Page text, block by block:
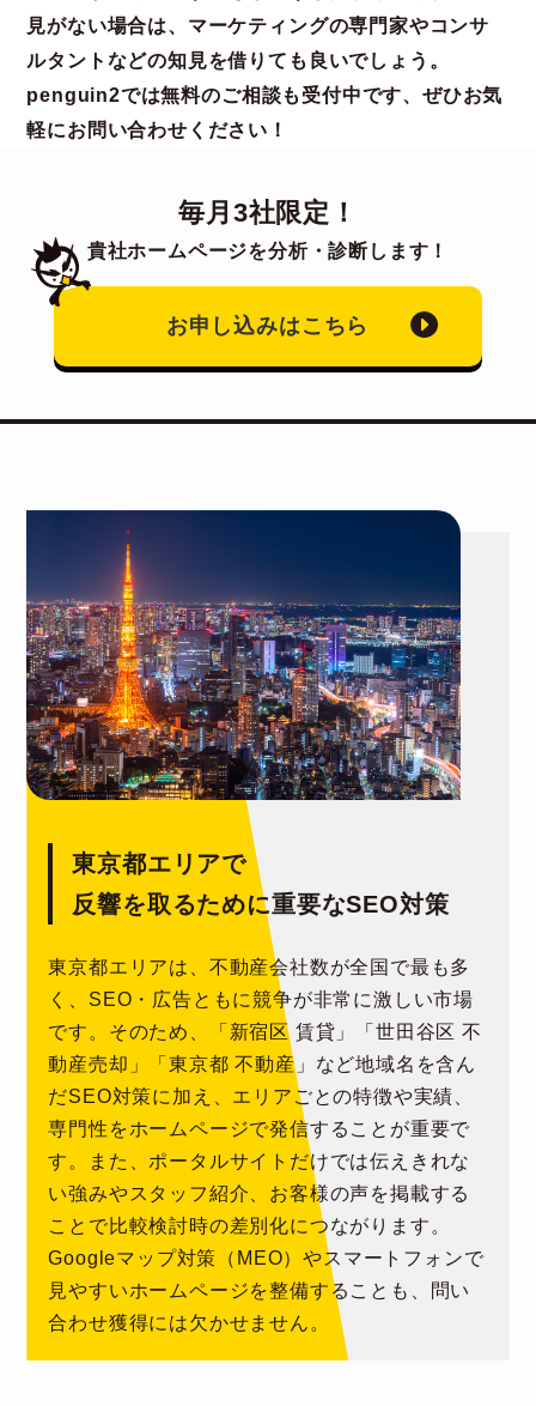
見がない場合は、マーケティングの専門家やコンサ
ルタントなどの知見を借りても良いでしょう。
penguin2では無料のご相談も受付中です、ぜひお気
軽にお問い合わせください！
毎月3社限定！
貴社ホームページを分析・診断します！
お申し込みはこちら
東京都エリアで
反響を取るために重要なSEO対策
東京都エリアは、不動産会社数が全国で最も多
く、SEO・広告ともに競争が非常に激しい市場
です。そのため、「新宿区 賃貸」「世田谷区 不
動産売却」「東京都 不動産」など地域名を含ん
だSEO対策に加え、エリアごとの特徴や実績、
専門性をホームページで発信することが重要で
す。また、ポータルサイトだけでは伝えきれな
い強みやスタッフ紹介、お客様の声を掲載する
ことで比較検討時の差別化につながります。
Googleマップ対策（MEO）やスマートフォンで
見やすいホームページを整備することも、問い
合わせ獲得には欠かせません。